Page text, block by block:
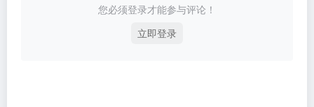
您必须登录才能参与评论！
立即登录